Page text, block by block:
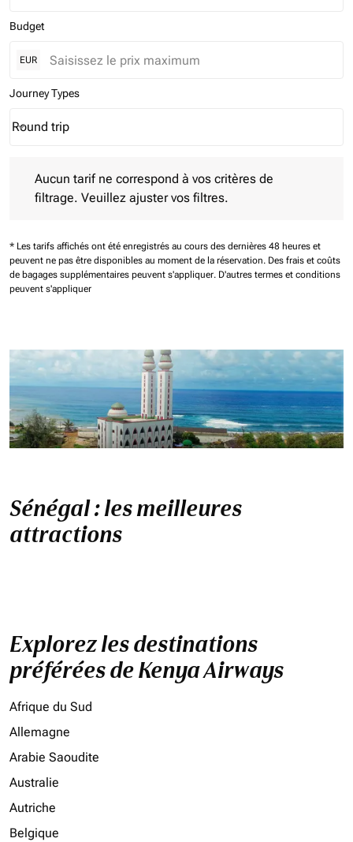
Budget
EUR
Journey Types
Journey Types option Round trip Selected
Round trip
keyboard_arrow_down
Aucun tarif ne correspond à vos critères de
filtrage. Veuillez ajuster vos filtres.
* Les tarifs affichés ont été enregistrés au cours des dernières 48 heures et
peuvent ne pas être disponibles au moment de la réservation. Des frais et coûts
de bagages supplémentaires peuvent s'appliquer. D'autres termes et conditions
peuvent s'appliquer
Sénégal : les meilleures
attractions
Explorez les destinations
préférées de Kenya Airways
Afrique du Sud
Allemagne
Arabie Saoudite
Australie
Autriche
Belgique